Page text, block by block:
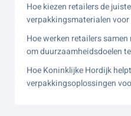
Hoe kiezen retailers de
verpakkingsmaterialen
Hoe werken retailers
om duurzaamheidsdoelen
Hoe Koninklijke Hordijk
verpakkingsoplossingen